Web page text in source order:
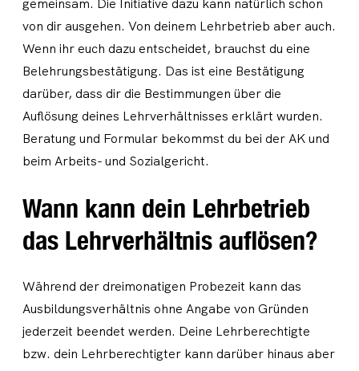
gemeinsam. Die Initiative dazu kann natürlich schon
von dir ausgehen. Von deinem Lehrbetrieb aber auch.
Wenn ihr euch dazu entscheidet, brauchst du eine
Belehrungsbestätigung. Das ist eine Bestätigung
darüber, dass dir die Bestimmungen über die
Auflösung deines Lehrverhältnisses erklärt wurden.
Beratung und Formular bekommst du bei der AK und
beim Arbeits- und Sozialgericht.
Wann kann dein Lehrbetrieb
das Lehrverhältnis auflösen?
Während der dreimonatigen Probezeit kann das
Ausbildungsverhältnis ohne Angabe von Gründen
jederzeit beendet werden. Deine Lehrberechtigte
bzw. dein Lehrberechtigter kann darüber hinaus aber